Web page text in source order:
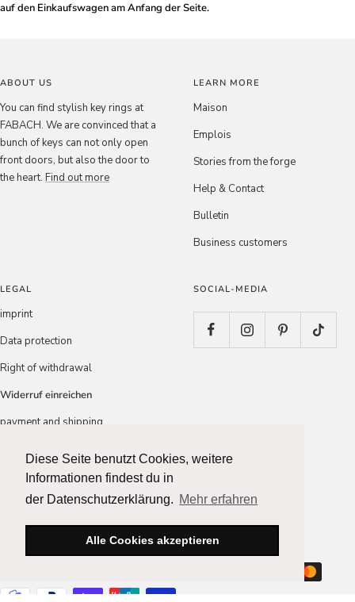
Diese Seite benutzt Cookies, weitere
Informationen findest du in
der Datenschutzerklärung. Mehr erfahren
Alle Cookies akzeptieren
Diese Seite benutzt Cookies, weitere
Informationen findest du in
der Datenschutzerklärung. Mehr erfahren
Alle Cookies akzeptieren
auf den Einkaufswagen am Anfang der Seite.
ABOUT US
You can find stylish key rings at
FABACH. We are convinced that a
bunch of keys can not only open
front doors, but also the door to
the heart. Find out more
LEARN MORE
Maison
Emplois
Stories from the forge
Help & Contact
Bulletin
Business customers
LEGAL
imprint
Data protection
Right of withdrawal
Widerruf einreichen
payment and shipping
SOCIAL-MEDIA
Country/region
France (EUR €) Language
English